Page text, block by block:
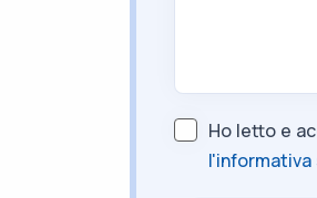
Ho letto e
l'informativa